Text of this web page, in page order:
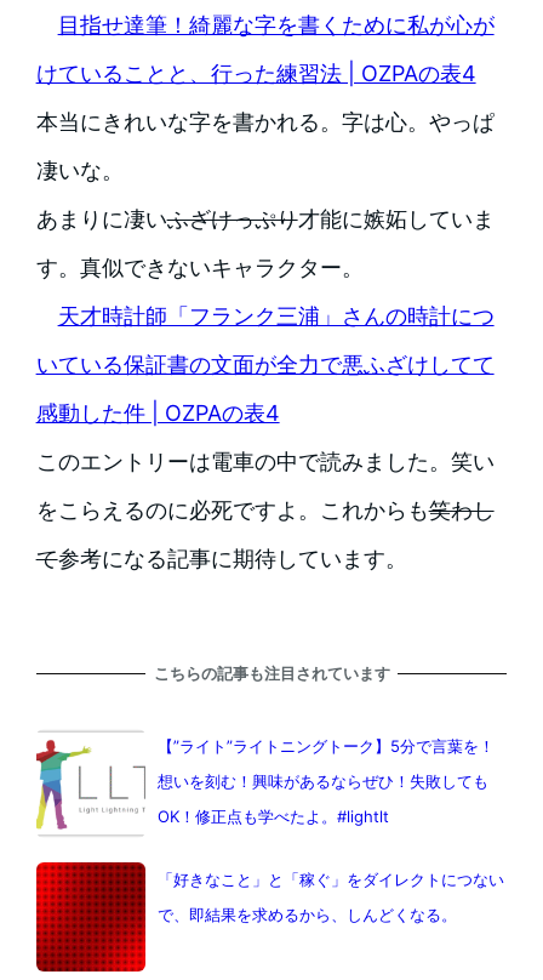
目指せ達筆！綺麗な字を書くために私が心が
けていることと、行った練習法 | OZPAの表4
本当にきれいな字を書かれる。字は心。やっぱ
凄いな。
あまりに凄いふざけっぷり才能に嫉妬していま
す。真似できないキャラクター。
天才時計師「フランク三浦」さんの時計につ
いている保証書の文面が全力で悪ふざけしてて
感動した件 | OZPAの表4
このエントリーは電車の中で読みました。笑い
をこらえるのに必死ですよ。これからも笑わし
て参考になる記事に期待しています。
こちらの記事も注目されています
【”ライト”ライトニングトーク】5分で言葉を！
想いを刻む！興味があるならぜひ！失敗しても
OK！修正点も学べたよ。#lightlt
「好きなこと」と「稼ぐ」をダイレクトにつない
で、即結果を求めるから、しんどくなる。